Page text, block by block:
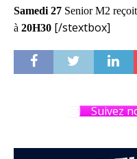
Samedi 27 Senior M2
à 20H30 [/stextbox]
Suivez